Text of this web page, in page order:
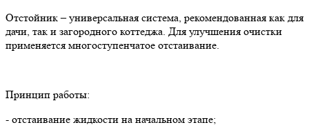
Отстойник – универсальная система, рекомендованная как для
дачи, так и загородного коттеджа. Для улучшения очистки
применяется многоступенчатое отстаивание.
Принцип работы:
- отстаивание жидкости на начальном этапе;